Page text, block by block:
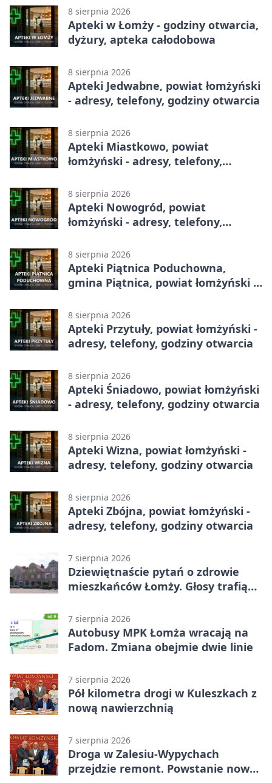
1 (Grupa I)
8 sierpnia 2026
Apteki w Łomży - godziny otwarcia,
dyżury, apteka całodobowa
8 sierpnia 2026
Apteki Jedwabne, powiat łomżyński
- adresy, telefony, godziny otwarcia
8 sierpnia 2026
Apteki Miastkowo, powiat
łomżyński - adresy, telefony,
8 sierpnia 2026
Apteki Nowogród, powiat
łomżyński - adresy, telefony,
8 sierpnia 2026
Apteki Piątnica Poduchowna,
gmina Piątnica, powiat łomżyński -
8 sierpnia 2026
Apteki Przytuły, powiat łomżyński -
adresy, telefony, godziny otwarcia
8 sierpnia 2026
Apteki Śniadowo, powiat łomżyński
- adresy, telefony, godziny otwarcia
8 sierpnia 2026
Apteki Wizna, powiat łomżyński -
adresy, telefony, godziny otwarcia
8 sierpnia 2026
Apteki Zbójna, powiat łomżyński -
adresy, telefony, godziny otwarcia
7 sierpnia 2026
Dziewiętnaście pytań o zdrowie
mieszkańców Łomży. Głosy trafią
7 sierpnia 2026
Autobusy MPK Łomża wracają na
Fadom. Zmiana obejmie dwie linie
7 sierpnia 2026
Pół kilometra drogi w Kuleszkach z
nową nawierzchnią
7 sierpnia 2026
Droga w Zalesiu-Wypychach
przejdzie remont. Powstanie nowa